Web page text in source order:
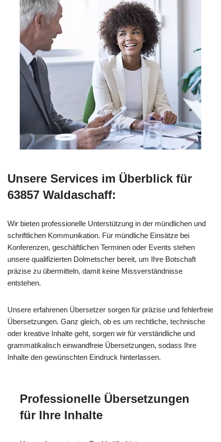
Unsere Services im Überblick für
63857 Waldaschaff:
Wir bieten professionelle Unterstützung in der mündlichen und
schriftlichen Kommunikation. Für mündliche Einsätze bei
Konferenzen, geschäftlichen Terminen oder Events stehen
unsere qualifizierten Dolmetscher bereit, um Ihre Botschaft
präzise zu übermitteln, damit keine Missverständnisse
entstehen.
Unsere erfahrenen Übersetzer sorgen für präzise und fehlerfreie
Übersetzungen. Ganz gleich, ob es um rechtliche, technische
oder kreative Inhalte geht, sorgen wir für verständliche und
grammatikalisch einwandfreie Übersetzungen, sodass Ihre
Inhalte den gewünschten Eindruck hinterlassen.
Professionelle Übersetzungen
für Ihre Inhalte